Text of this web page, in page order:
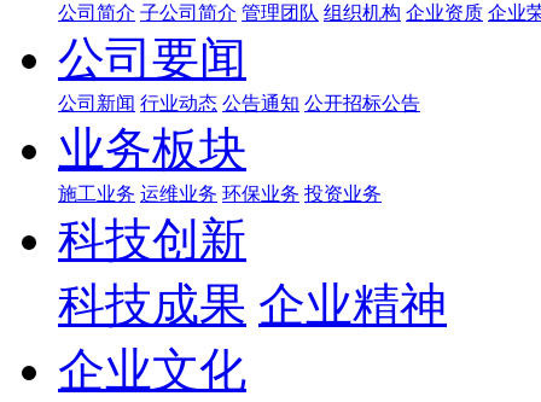
公司简介 子公司简介 管理团队 组织机构 企业资质 企业
公司要闻
公司新闻 行业动态 公告通知 公开招标公告
业务板块
施工业务 运维业务 环保业务 投资业务
科技创新
科技成果 企业精神
企业文化